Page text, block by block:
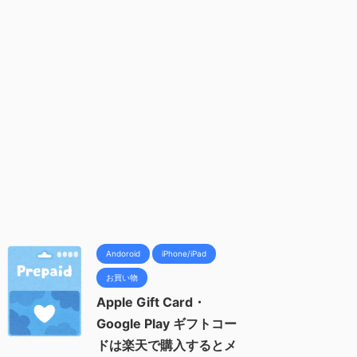
Andoroid iPhone/iPad
お買い物
Apple Gift Card・
Google Play ギフトコー
ドは楽天で購入するとメ